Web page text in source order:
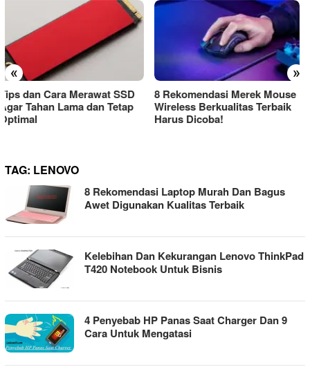
« »
8 Rekomendasi Merek Mouse
Wireless Berkualitas Terbaik
Harus Dicoba!
Cara Menyambungkan Mouse
Wireless Ke Laptop Atau
Komputer
TAG: LENOVO
8 Rekomendasi Laptop Murah Dan Bagus
Awet Digunakan Kualitas Terbaik
Kelebihan Dan Kekurangan Lenovo ThinkPad
T420 Notebook Untuk Bisnis
4 Penyebab HP Panas Saat Charger Dan 9
Cara Untuk Mengatasi